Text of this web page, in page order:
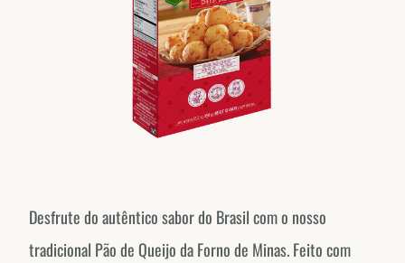
Desfrute do autêntico sabor do Brasil com o nosso
tradicional Pão de Queijo da Forno de Minas. Feito com